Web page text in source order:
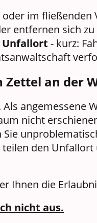
im fließenden
entfernen sich
Unfallort - kurz:
an der
angemessene
nicht
den
Ihnen die
nicht aus.